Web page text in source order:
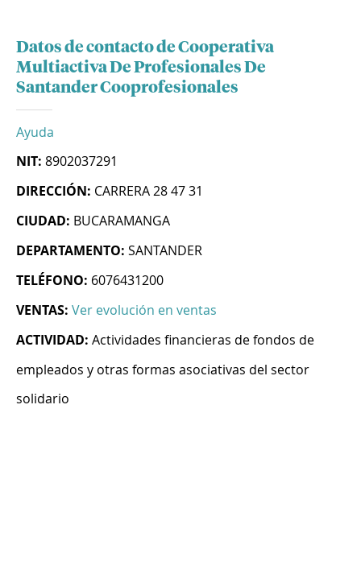
Datos de contacto de Cooperativa
Multiactiva De Profesionales De
Santander Cooprofesionales
Ayuda
NIT: 8902037291
DIRECCIÓN: CARRERA 28 47 31
CIUDAD: BUCARAMANGA
DEPARTAMENTO: SANTANDER
TELÉFONO: 6076431200
VENTAS: Ver evolución en ventas
ACTIVIDAD: Actividades financieras de fondos de
empleados y otras formas asociativas del sector
solidario